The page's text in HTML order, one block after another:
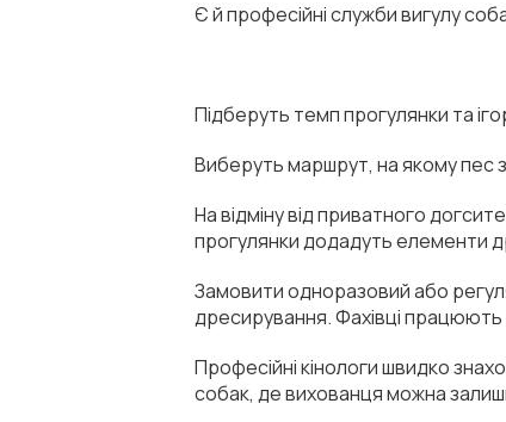
Є й професійні служби вигулу
Підберуть темп прогулянки та
Виберуть маршрут, на якому пес
На відміну від приватного
прогулянки додадуть елементи
Замовити одноразовий або
дресирування. Фахівці працюють
Професійні кінологи швидко
собак, де вихованця можна